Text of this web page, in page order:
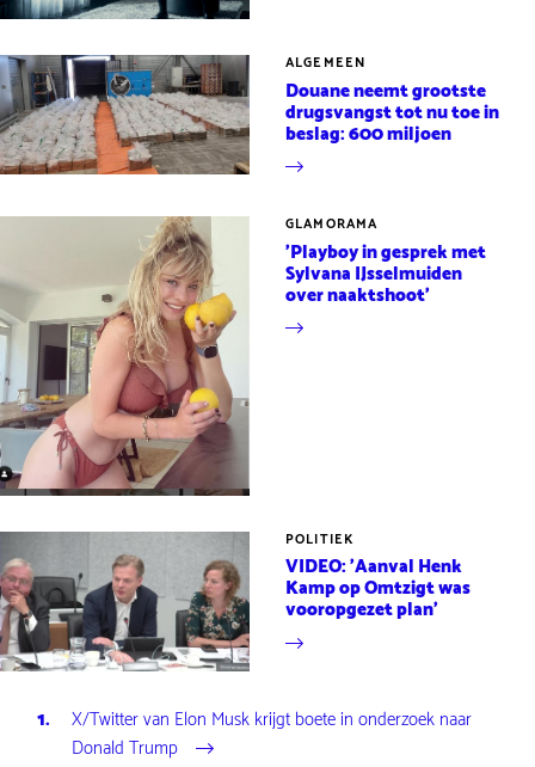
ALGEMEEN
Douane neemt grootste
drugsvangst tot nu toe in
beslag: 600 miljoen
GLAMORAMA
'Playboy in gesprek met
Sylvana IJsselmuiden
over naaktshoot'
POLITIEK
VIDEO: 'Aanval Henk
Kamp op Omtzigt was
vooropgezet plan'
X/Twitter van Elon Musk krijgt boete in onderzoek naar
Donald Trump